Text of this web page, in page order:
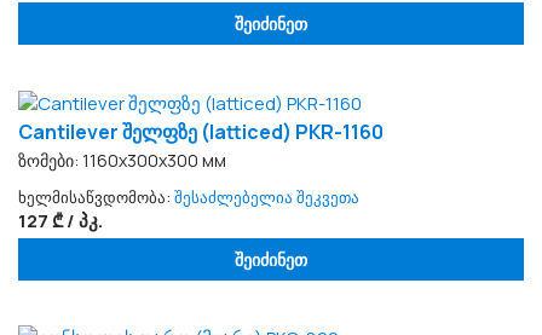
შეიძინეთ
Cantilever შელფზე (latticed) PKR-1160
ზომები: 1160x300x300 мм
ხელმისაწვდომობა: შესაძლებელია შეკვეთა
127 ₾ / პკ.
შეიძინეთ